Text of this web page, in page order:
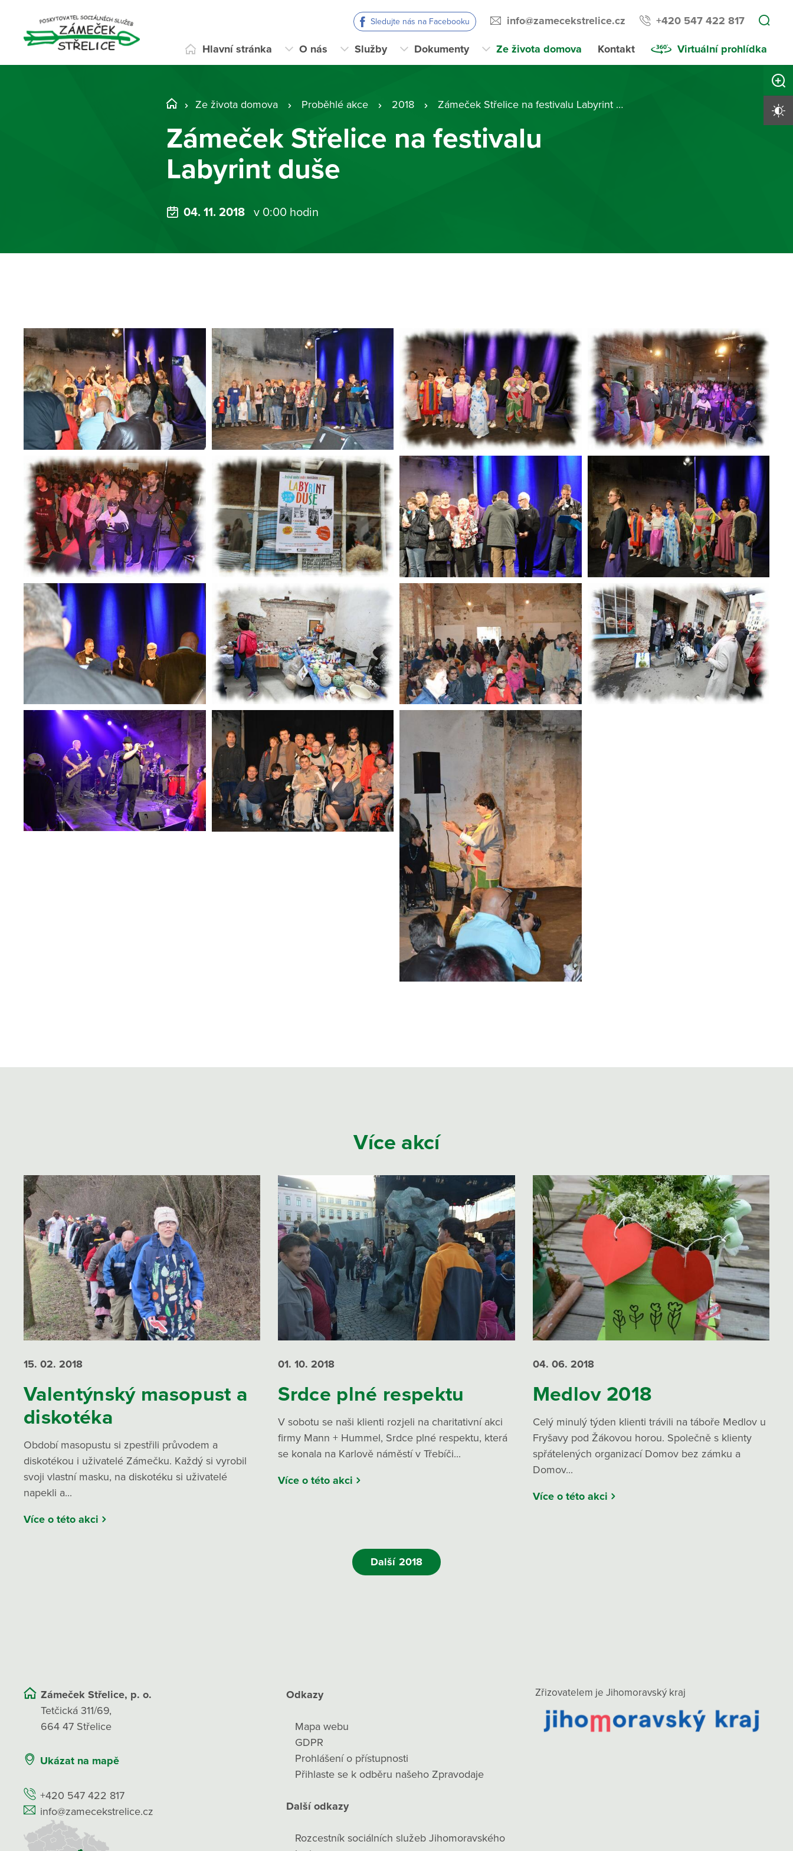
Sledujte nás na Facebooku info@zamecekstrelice.cz +420 547 422 817
Hlavní stránka O nás Služby Dokumenty Ze života domova Kontakt Virtuální prohlídka
Ze života domova Proběhlé akce 2018 Zámeček Střelice na festivalu Labyrint duše
Zámeček Střelice na festivalu
Labyrint duše
04. 11. 2018 v 0:00 hodin
Více akcí
15. 02. 2018
Valentýnský masopust a
diskotéka
Období masopustu si zpestřili průvodem a
diskotékou i uživatelé Zámečku. Každý si vyrobil
svoji vlastní masku, na diskotéku si uživatelé
napekli a...
Více o této akci
01. 10.2018
Srdce plné respektu
V sobotu se naši klienti rozjeli na charitativní akci
firmy Mann + Hummel, Srdce plné respektu, která
se konala na Karlově náměstí v Třebíči...
Více o této akci
04. 06. 2018
Medlov 2018
Celý minulý týden klienti trávili na táboře Medlov u
Fryšavy pod Žákovou horou. Společně s klienty
spřátelených organizací Domov bez zámku a
Domov...
Více o této akci
Další 2018
Zámeček Střelice, p. o.
Tetčická 311/69,
664 47 Střelice
Ukázat na mapě
+420 547 422 817
info@zamecekstrelice.cz
Odkazy
Mapa webu
GDPR
Prohlášení o přístupnosti
Přihlaste se k odběru našeho Zpravodaje
Další odkazy
Rozcestník sociálních služeb Jihomoravského
Zřizovatelem je Jihomoravský kraj